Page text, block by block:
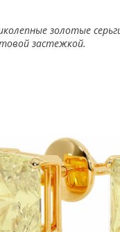
золотые
застежкой.